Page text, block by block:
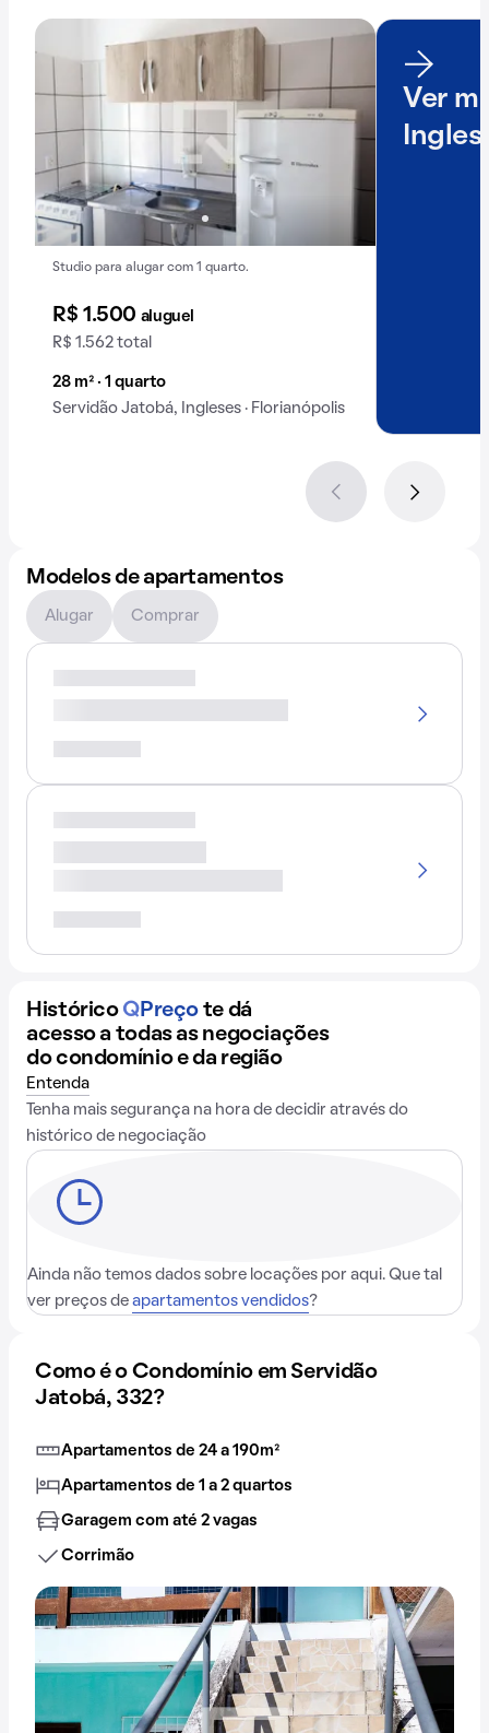
Studio para alugar com 1 quarto.
R$ 1.500 aluguel
R$ 1.562 total
28 m² · 1 quarto
Servidão Jatobá, Ingleses · Florianópolis
Ver
Modelos de apartamentos
Alugar Comprar
Histórico QPreço te dá
acesso a todas as negociações
do condomínio e da região
Entenda
Tenha mais segurança na hora de decidir através do
histórico de negociação
Ainda não temos dados sobre locações por aqui. Que tal
ver preços de apartamentos vendidos?
Como é o Condomínio em Servidão
Jatobá, 332?
Apartamentos de 24 a 190m²
Apartamentos de 1 a 2 quartos
Garagem com até 2 vagas
Corrimão